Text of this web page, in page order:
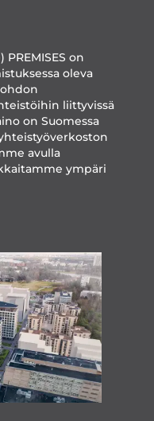
PREMISES on
oleva
liittyvissä
on Suomessa
avulla
ympäri